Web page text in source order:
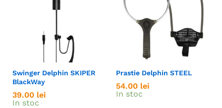
Swinger Delphin SKIPER
BlackWay
39.00 lei
In stoc
Prastie Delphin STEEL
54.00 lei
In stoc